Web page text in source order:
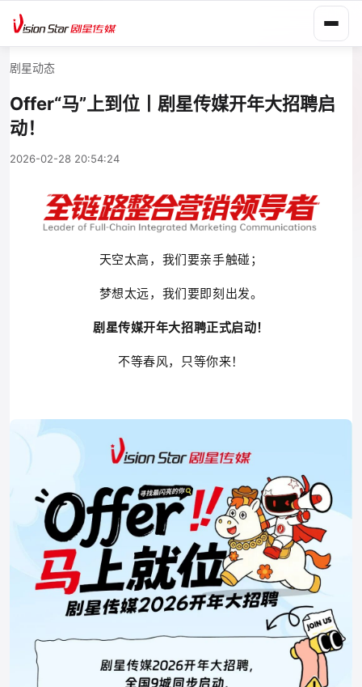
剧星动态
Offer“马”上到位丨剧星传媒开年大招聘启
动！
2026-02-28 20:54:24
天空太高，我们要亲手触碰；
梦想太远，我们要即刻出发。
剧星传媒开年大招聘正式启动！
不等春风，只等你来！